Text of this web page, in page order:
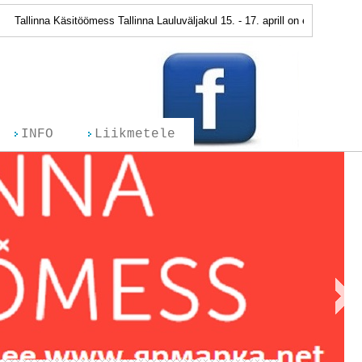
Käsitöömess Tallinna Lauluväljakul 15. - 17. aprill on edasi lükatud.
INFO Liikmetele